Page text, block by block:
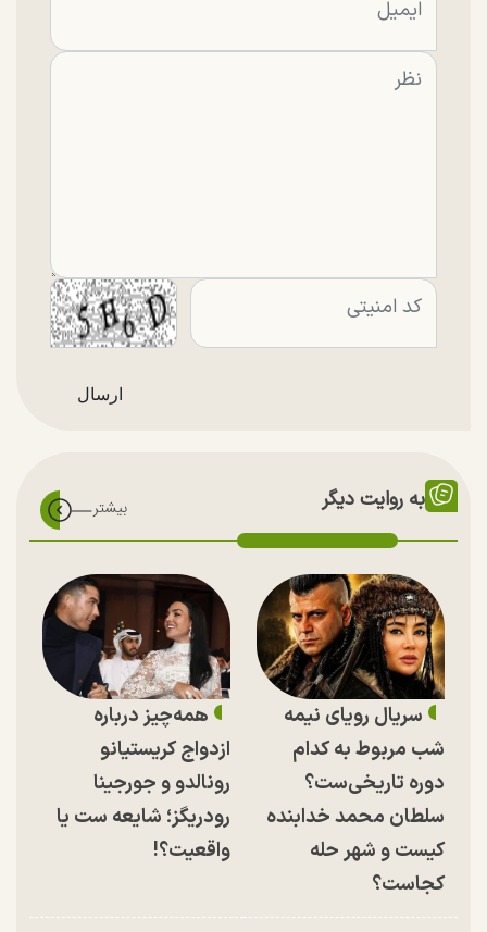
به روایت دیگر
سریال رویای نیمه
شب مربوط به کدام
دوره تاریخی‌ست؟
سلطان محمد خدابنده
کیست و شهر حله
کجاست؟
همه‌چیز درباره
ازدواج کریستیانو
رونالدو و جورجینا
رودریگز؛ شایعه ست یا
واقعیت؟!